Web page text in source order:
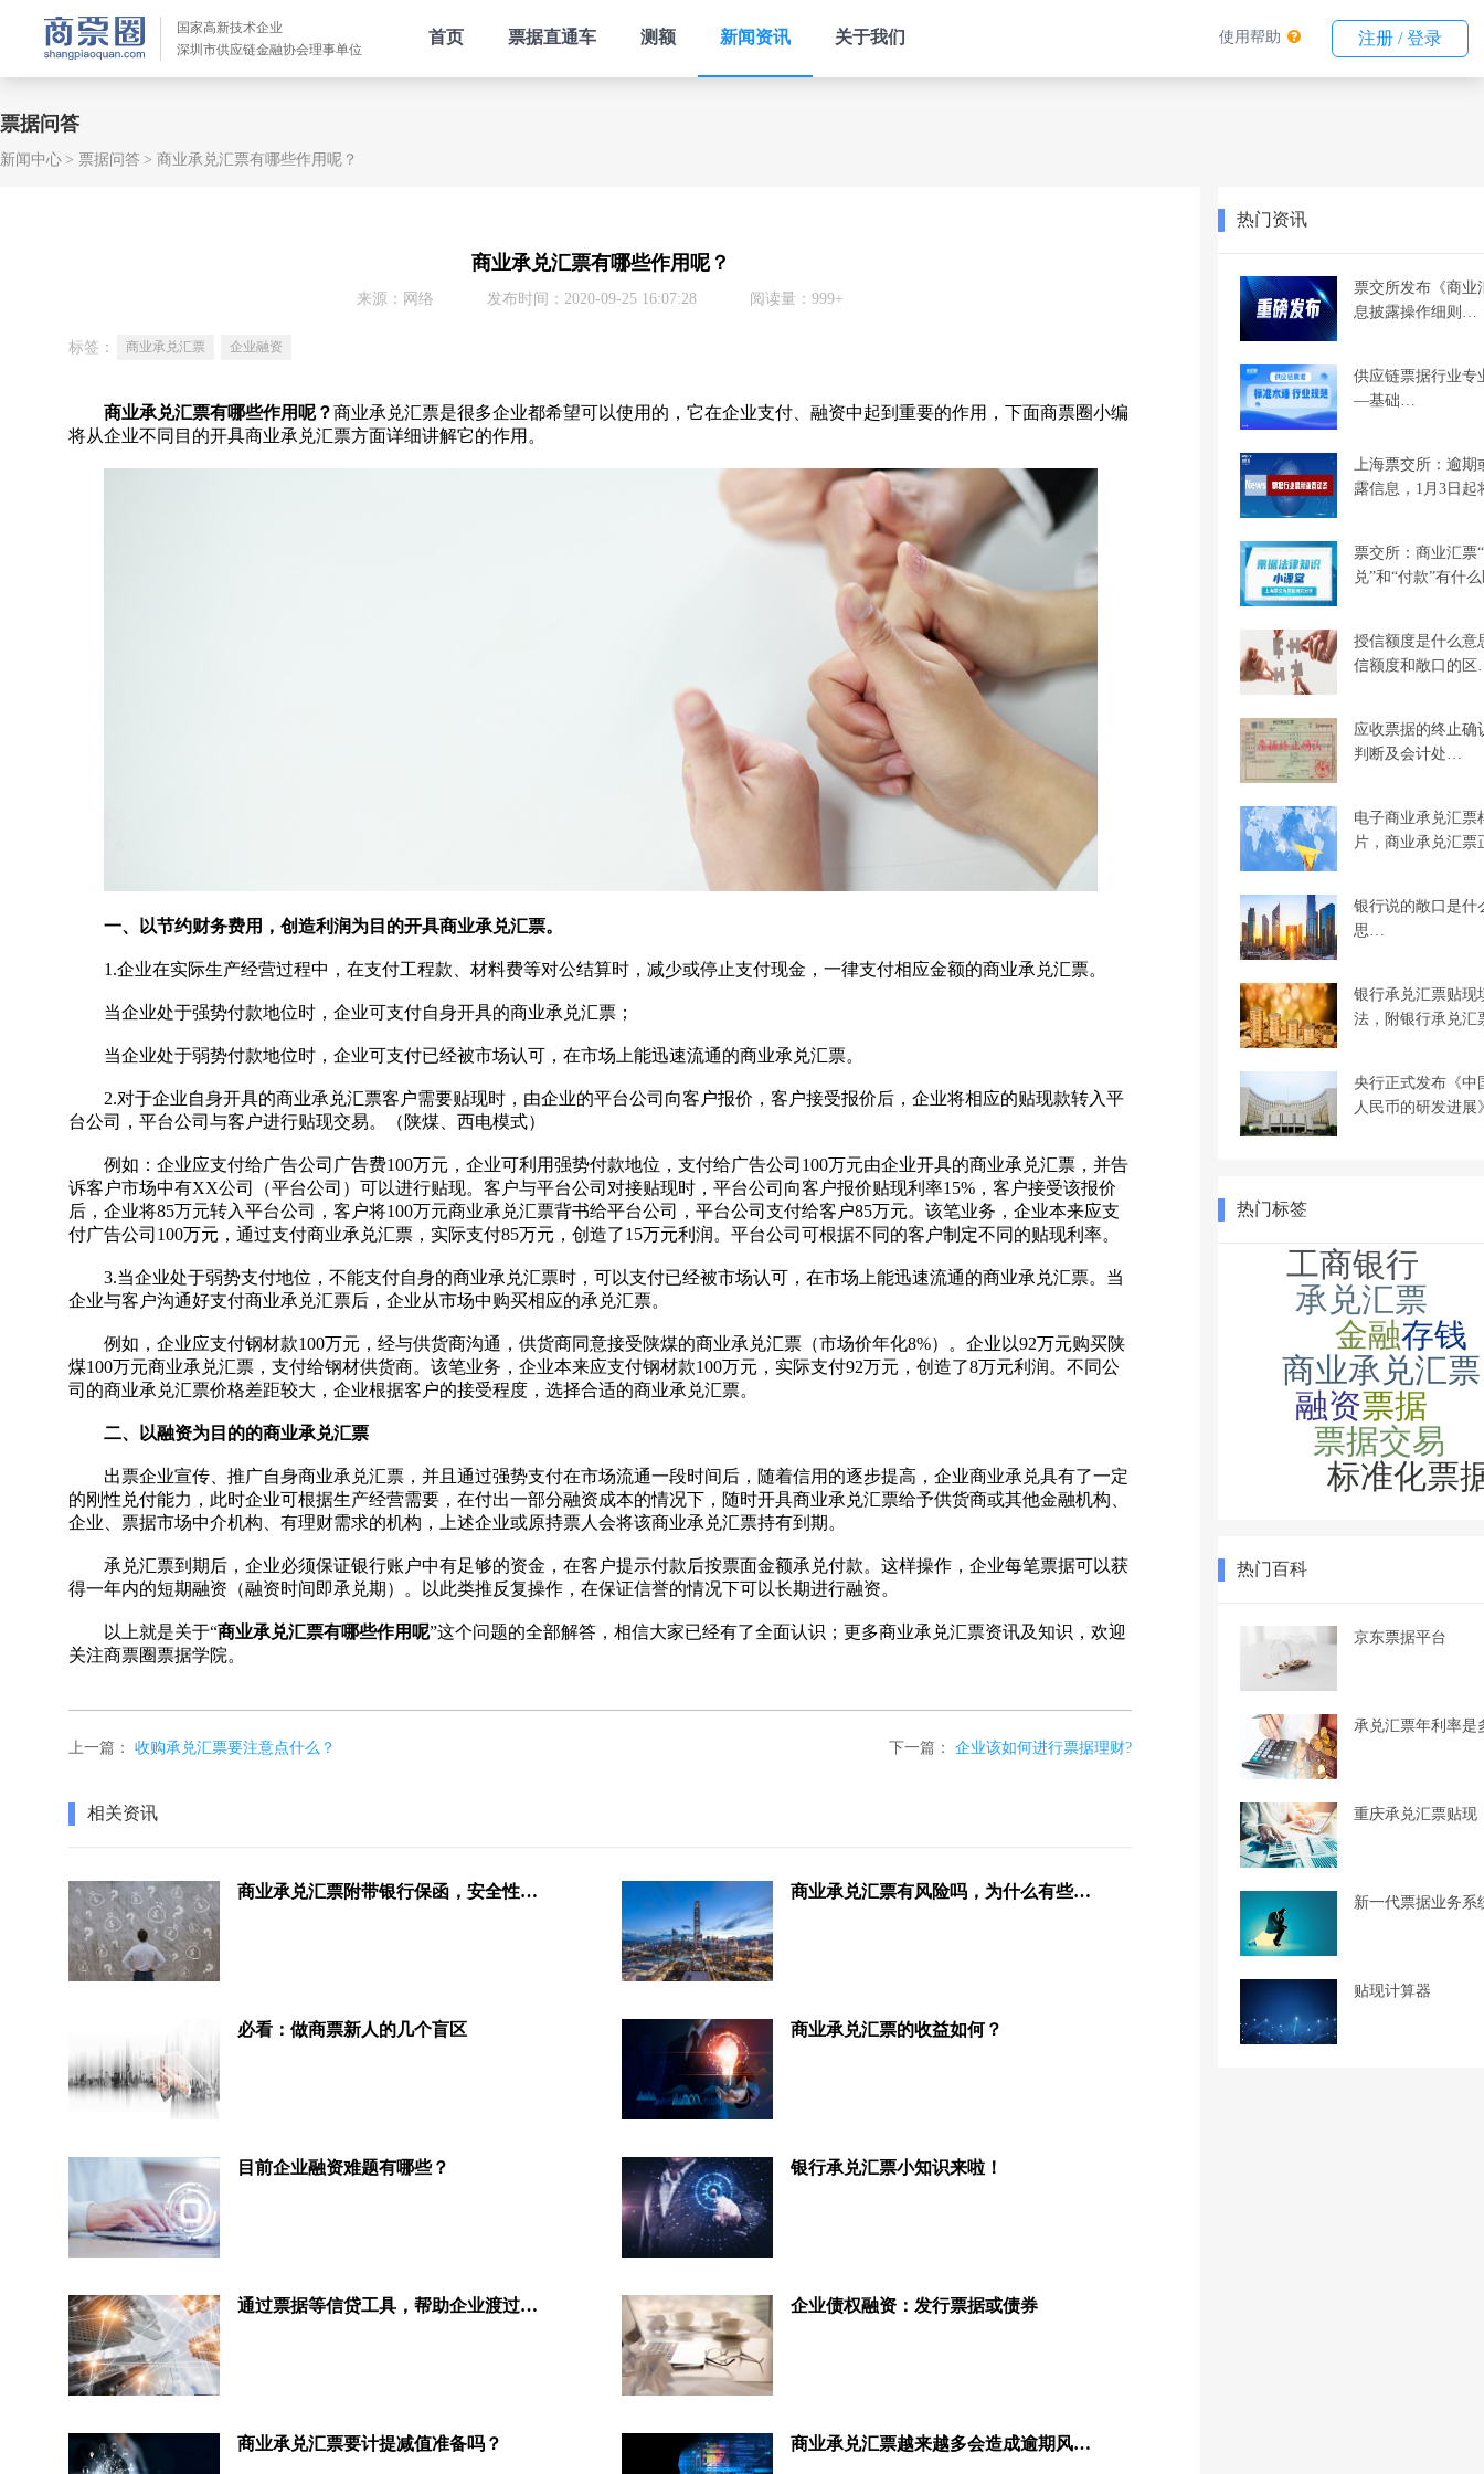
国家高新技术企业
深圳市供应链金融协会理事单位
首页 票据直通车 测额 新闻资讯 关于我们 使用帮助 注册 / 登录
票据问答
新闻中心 票据问答 商业承兑汇票有哪些作用呢？
商业承兑汇票有哪些作用呢？
来源：网络 发布时间：2020-09-25 16:07:28 阅读量：999+
标签： 商业承兑汇票 企业融资
商业承兑汇票有哪些作用呢？商业承兑汇票是很多企业都希望可以使用的，它在企业支付、融资中起到重要的作用，下面商票圈小编
将从企业不同目的开具商业承兑汇票方面详细讲解它的作用。
一、以节约财务费用，创造利润为目的开具商业承兑汇票。
1.企业在实际生产经营过程中，在支付工程款、材料费等对公结算时，减少或停止支付现金，一律支付相应金额的商业承兑汇票。
当企业处于强势付款地位时，企业可支付自身开具的商业承兑汇票；
当企业处于弱势付款地位时，企业可支付已经被市场认可，在市场上能迅速流通的商业承兑汇票。
2.对于企业自身开具的商业承兑汇票客户需要贴现时，由企业的平台公司向客户报价，客户接受报价后，企业将相应的贴现款转入平
台公司，平台公司与客户进行贴现交易。（陕煤、西电模式）
例如：企业应支付给广告公司广告费100万元，企业可利用强势付款地位，支付给广告公司100万元由企业开具的商业承兑汇票，并告
诉客户市场中有XX公司（平台公司）可以进行贴现。客户与平台公司对接贴现时，平台公司向客户报价贴现利率15%，客户接受该报价
后，企业将85万元转入平台公司，客户将100万元商业承兑汇票背书给平台公司，平台公司支付给客户85万元。该笔业务，企业本来应支
付广告公司100万元，通过支付商业承兑汇票，实际支付85万元，创造了15万元利润。平台公司可根据不同的客户制定不同的贴现利率。
3.当企业处于弱势支付地位，不能支付自身的商业承兑汇票时，可以支付已经被市场认可，在市场上能迅速流通的商业承兑汇票。当
企业与客户沟通好支付商业承兑汇票后，企业从市场中购买相应的承兑汇票。
例如，企业应支付钢材款100万元，经与供货商沟通，供货商同意接受陕煤的商业承兑汇票（市场价年化8%）。企业以92万元购买陕
煤100万元商业承兑汇票，支付给钢材供货商。该笔业务，企业本来应支付钢材款100万元，实际支付92万元，创造了8万元利润。不同公
司的商业承兑汇票价格差距较大，企业根据客户的接受程度，选择合适的商业承兑汇票。
二、以融资为目的的商业承兑汇票
出票企业宣传、推广自身商业承兑汇票，并且通过强势支付在市场流通一段时间后，随着信用的逐步提高，企业商业承兑具有了一定
的刚性兑付能力，此时企业可根据生产经营需要，在付出一部分融资成本的情况下，随时开具商业承兑汇票给予供货商或其他金融机构、
企业、票据市场中介机构、有理财需求的机构，上述企业或原持票人会将该商业承兑汇票持有到期。
承兑汇票到期后，企业必须保证银行账户中有足够的资金，在客户提示付款后按票面金额承兑付款。这样操作，企业每笔票据可以获
得一年内的短期融资（融资时间即承兑期）。以此类推反复操作，在保证信誉的情况下可以长期进行融资。
以上就是关于“商业承兑汇票有哪些作用呢”这个问题的全部解答，相信大家已经有了全面认识；更多商业承兑汇票资讯及知识，欢迎
关注商票圈票据学院。
上一篇： 收购承兑汇票要注意点什么？ 下一篇： 企业该如何进行票据理财?
相关资讯
商业承兑汇票附带银行保函，安全性怎么样呢？ 商业承兑汇票有风险吗，为什么有些还不能贴现？看完后就明白了
必看：做商票新人的几个盲区 商业承兑汇票的收益如何？
目前企业融资难题有哪些？ 银行承兑汇票小知识来啦！
通过票据等信贷工具，帮助企业渡过疫情难关 企业债权融资：发行票据或债券
商业承兑汇票要计提减值准备吗？ 商业承兑汇票越来越多会造成逾期风险变大嘛？
热门资讯
票交所发布《商业
息披露操作细则…
供应链票据行业专
—基础…
上海票交所：逾期
露信息，1月3日
票交所：商业汇票
兑”和“付款”有什
授信额度是什么意
信额度和敞口的
应收票据的终止确
判断及会计处…
电子商业承兑汇票
片，商业承兑汇
银行说的敞口是什
思…
银行承兑汇票贴现
法，附银行承兑
央行正式发布《中
人民币的研发进
热门标签
热门百科
京东票据平台
承兑汇票年利率是
重庆承兑汇票贴现
新一代票据业务系
贴现计算器